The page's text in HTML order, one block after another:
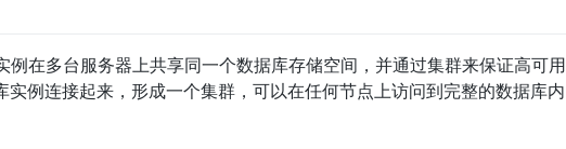
在多台服务器上共享同一个数据库存储空间，并通过集群来保证高可用
例连接起来，形成一个集群，可以在任何节点上访问到完整的数据库内